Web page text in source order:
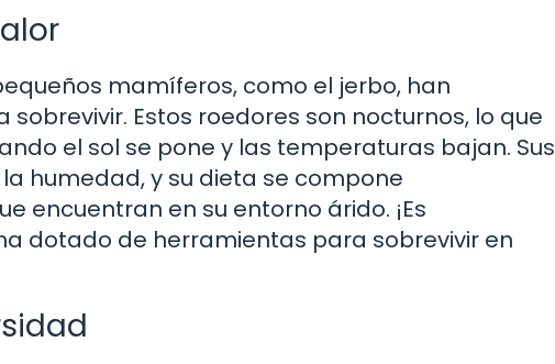
mamíferos, como el jerbo, han
Estos roedores son nocturnos, lo que
el sol se pone y las temperaturas bajan. Sus
humedad, y su dieta se compone
encuentran en su entorno árido. ¡Es
dotado de herramientas para sobrevivir en